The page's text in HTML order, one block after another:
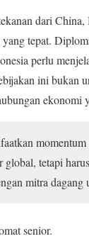
dari China,
yang tepat.
perlu
ini bukan
ekonomi
global, tetapi
mitra dagang
senior.